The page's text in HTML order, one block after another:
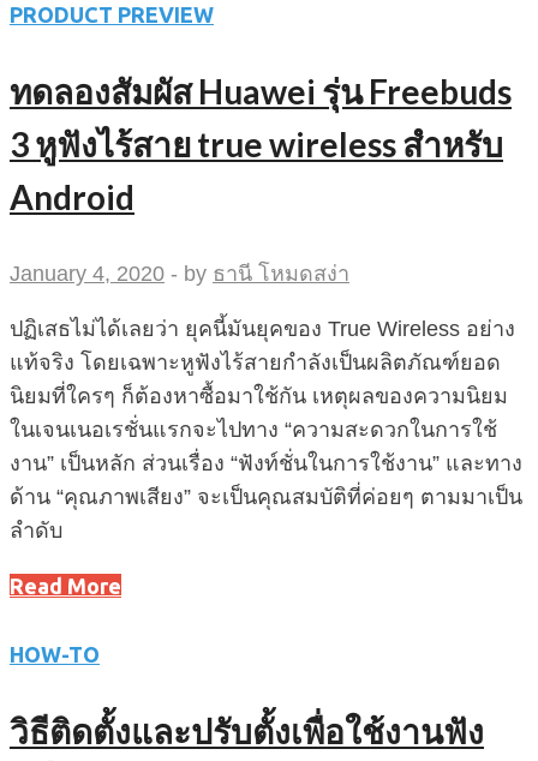
PRODUCT PREVIEW
ทดลองสัมผัส Huawei รุ่น Freebuds
3 หูฟังไร้สาย true wireless สำหรับ
Android
January 4, 2020 - by ธานี โหมดสง่า
ปฏิเสธไม่ได้เลยว่า ยุคนี้มันยุคของ True Wireless อย่าง
แท้จริง โดยเฉพาะหูฟังไร้สายกำลังเป็นผลิตภัณฑ์ยอด
นิยมที่ใครๆ ก็ต้องหาซื้อมาใช้กัน เหตุผลของความนิยม
ในเจนเนอเรชั่นแรกจะไปทาง “ความสะดวกในการใช้
งาน” เป็นหลัก ส่วนเรื่อง “ฟังท์ชั่นในการใช้งาน” และทาง
ด้าน “คุณภาพเสียง” จะเป็นคุณสมบัติที่ค่อยๆ ตามมาเป็น
ลำดับ
Read More
HOW-TO
วิธีติดตั้งและปรับตั้งเพื่อใช้งานฟัง